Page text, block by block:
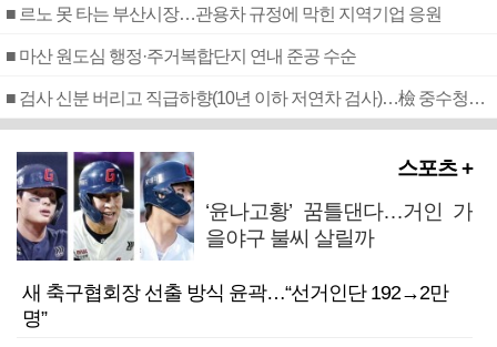
■ 르노 못 타는 부산시장…관용차 규정에 막힌 지역기업 응원
■ 마산 원도심 행정·주거복합단지 연내 준공 수순
■ 검사 신분 버리고 직급하향(10년 이하 저연차 검사)…檢 중수청행 기피
스포츠 +
‘윤나고황’ 꿈틀댄다…거인 가
을야구 불씨 살릴까
새 축구협회장 선출 방식 윤곽…“선거인단 192→2만
명”